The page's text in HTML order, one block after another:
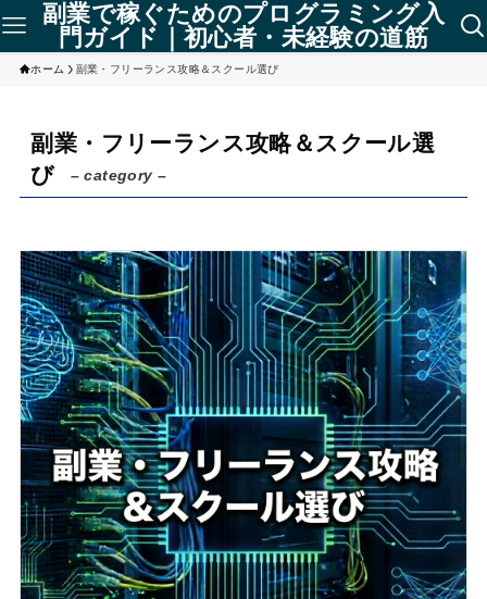
副業で稼ぐためのプログラミング入
門ガイド｜初心者・未経験の道筋
ホーム 副業・フリーランス攻略＆スクール選び
副業・フリーランス攻略＆スクール選
び
– category –